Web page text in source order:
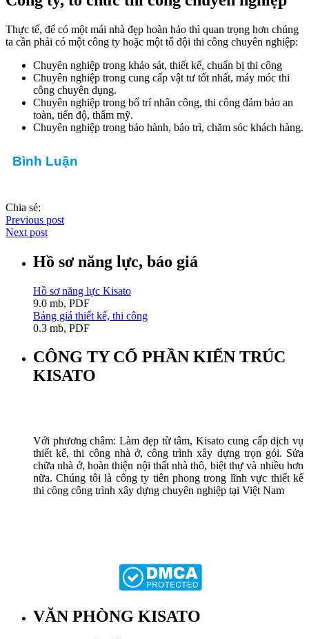
Thực tế, để có một mái nhà đẹp hoàn hảo thì quan trọng hơn chúng
ta cần phải có một công ty hoặc một tổ đội thi công chuyên nghiệp:
Chuyên nghiệp trong khảo sát, thiết kế, chuẩn bị thi công
Chuyên nghiệp trong cung cấp vật tư tốt nhất, máy móc thi
công chuyên dụng.
Chuyên nghiệp trong bố trí nhân công, thi công đảm bảo an
toàn, tiến độ, thẩm mỹ.
Chuyên nghiệp trong bảo hành, bảo trì, chăm sóc khách hàng.
Bình Luận
Chia sẻ:
Previous post
Next post
Hồ sơ năng lực, báo giá
Hồ sơ năng lực Kisato
9.0 mb, PDF
Bảng giá thiết kế, thi công
0.3 mb, PDF
CÔNG TY CỔ PHẦN KIẾN TRÚC
KISATO
Với phương châm: Làm đẹp từ tâm, Kisato cung cấp dịch vụ
thiết kế, thi công nhà ở, công trình xây dựng trọn gói. Sửa
chữa nhà ở, hoàn thiện nội thất nhà thô, biệt thự và nhiều hơn
nữa. Chúng tôi là công ty tiên phong trong lĩnh vực thiết kế
thi công công trình xây dựng chuyên nghiệp tại Việt Nam
VĂN PHÒNG KISATO